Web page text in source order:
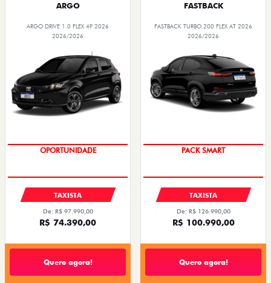
ARGO
ARGO DRIVE 1.0 FLEX 4P 2026
2026/2026
OPORTUNIDADE
TAXISTA
De: R$ 97.990,00
R$ 74.390,00
Quero agora!
FASTBACK
FASTBACK TURBO 200 FLEX AT 2026
2026/2026
PACK SMART
TAXISTA
De: R$ 126.990,00
R$ 100.990,00
Quero agora!